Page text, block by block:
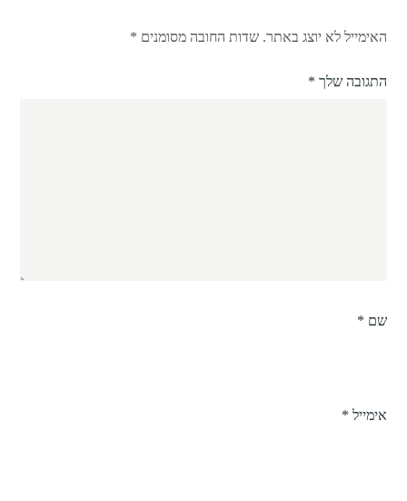
האימייל לא יוצג באתר. שדות החובה מסומנים *
התגובה שלך *
שם *
אימייל *